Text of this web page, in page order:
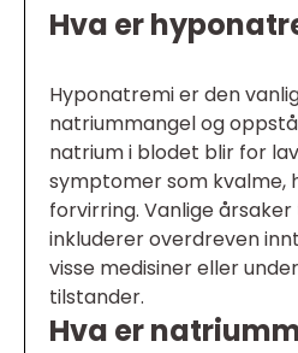
Hva er
Hyponatremi er den
natriummangel og
natrium i blodet blir for
symptomer som kvalme,
forvirring. Vanlige
inkluderer overdreven
visse medisiner eller
tilstander.
Hva er